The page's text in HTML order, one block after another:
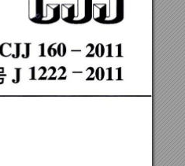
』Ｊ
Ｊ
Ｊ １６０一２０１
１
Ｊ１
２２２一２０１
１